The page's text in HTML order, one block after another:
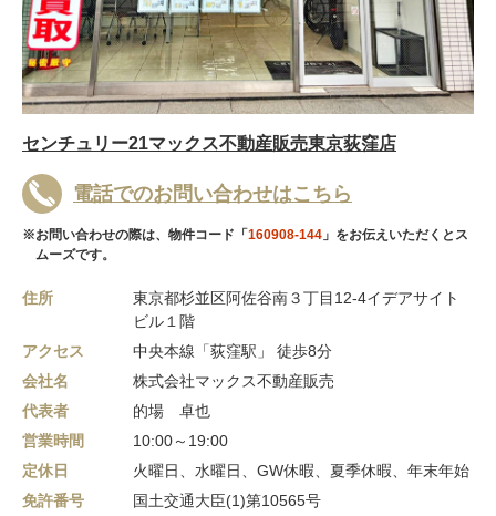
センチュリー21マックス不動産販売東京荻窪店
電話でのお問い合わせはこちら
※お問い合わせの際は、物件コード「 160908-144 」をお伝えいただくとス
ムーズです。
住所
東京都杉並区阿佐谷南３丁目12-4イデアサイト
ビル１階
アクセス
中央本線「荻窪駅」 徒歩8分
会社名
株式会社マックス不動産販売
代表者
的場 卓也
営業時間
10:00～19:00
定休日
火曜日、水曜日、GW休暇、夏季休暇、年末年始
免許番号
国土交通大臣(1)第10565号